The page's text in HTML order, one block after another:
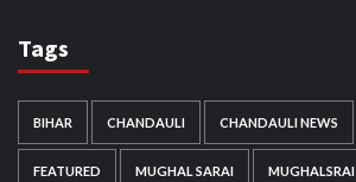
Tags
BIHAR CHANDAULI CHANDAULI NEWS
FEATURED MUGHAL SARAI MUGHALSRAI